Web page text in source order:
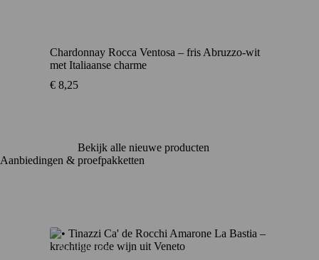
Chardonnay Rocca Ventosa – fris Abruzzo-wit
met Italiaanse charme
€ 8,25
Bekijk alle nieuwe producten
Aanbiedingen & proefpakketten
Aanbieding